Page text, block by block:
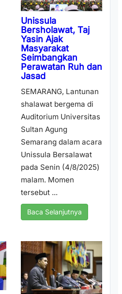
Unissula
Bersholawat, Taj
Yasin Ajak
Masyarakat
Seimbangkan
Perawatan Ruh dan
Jasad
SEMARANG, Lantunan
shalawat bergema di
Auditorium Universitas
Sultan Agung
Semarang dalam acara
Unissula Bersalawat
pada Senin (4/8/2025)
malam. Momen
tersebut ...
Baca Selanjutnya